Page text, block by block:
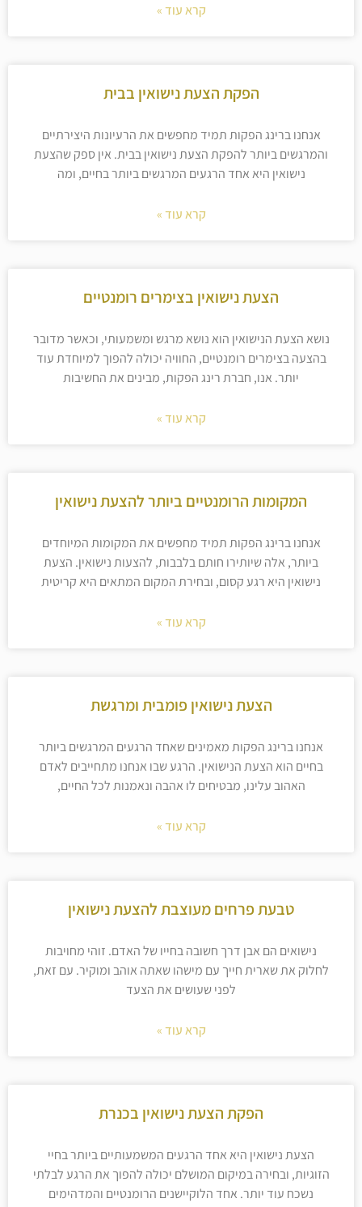
קרא עוד »
הפקת הצעת נישואין בבית
אנחנו ברינג הפקות תמיד מחפשים את הרעיונות היצירתיים
והמרגשים ביותר להפקת הצעת נישואין בבית. אין ספק שהצעת
נישואין היא אחד הרגעים המרגשים ביותר בחיים, ומה
קרא עוד »
הצעת נישואין בצימרים רומנטיים
נושא הצעת הנישואין הוא נושא מרגש ומשמעותי, וכאשר מדובר
בהצעה בצימרים רומנטיים, החוויה יכולה להפוך למיוחדת עוד
יותר. אנו, חברת רינג הפקות, מבינים את החשיבות
קרא עוד »
המקומות הרומנטיים ביותר להצעת נישואין
אנחנו ברינג הפקות תמיד מחפשים את המקומות המיוחדים
ביותר, אלה שיותירו חותם בלבבות, להצעות נישואין. הצעת
נישואין היא רגע קסום, ובחירת המקום המתאים היא קריטית
קרא עוד »
הצעת נישואין פומבית ומרגשת
אנחנו ברינג הפקות מאמינים שאחד הרגעים המרגשים ביותר
בחיים הוא הצעת הנישואין. הרגע שבו אנחנו מתחייבים לאדם
האהוב עלינו, מבטיחים לו אהבה ונאמנות לכל החיים,
קרא עוד »
טבעת פרחים מעוצבת להצעת נישואין
נישואים הם אבן דרך חשובה בחייו של האדם. זוהי מחויבות
לחלוק את שארית חייך עם מישהו שאתה אוהב ומוקיר. עם זאת,
לפני שעושים את הצעד
קרא עוד »
הפקת הצעת נישואין בכנרת
הצעת נישואין היא אחד הרגעים המשמעותיים ביותר בחיי
הזוגיות, ובחירה במיקום המושלם יכולה להפוך את הרגע לבלתי
נשכח עוד יותר. אחד הלוקיישנים הרומנטיים והמדהימים